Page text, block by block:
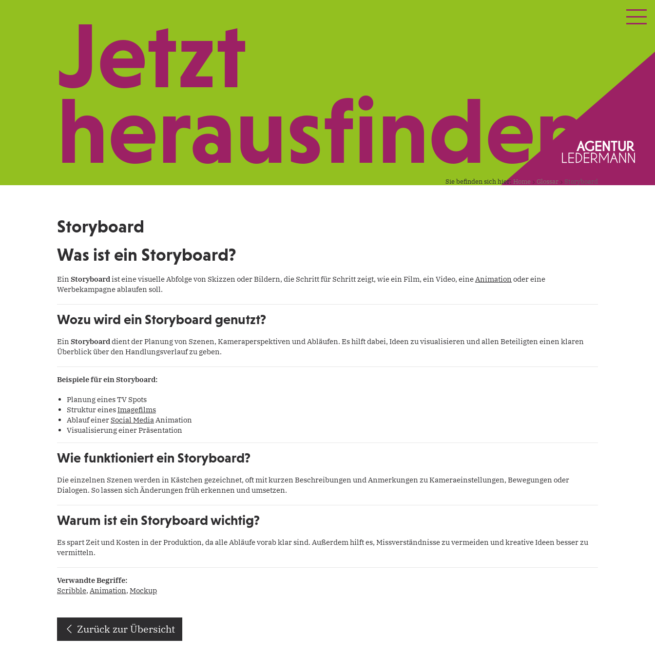
Jetzt
herausfinden.
Sie befinden sich hier: Home Glossar Storyboard
Storyboard
Was ist ein Storyboard?
Ein Storyboardist eine visuelle Abfolge von Skizzen oder Bildern, die Schritt für Schritt zeigt, wie ein Film, ein Video, eineAnimation oder eine
Werbekampagne ablaufen soll.
Wozu wird ein Storyboard genutzt?
Ein Storyboarddient der Planung von Szenen, Kameraperspektiven und Abläufen. Es hilft dabei, Ideen zu visualisieren und allen Beteiligten einen klaren
Überblick über den Handlungsverlauf zu geben.
Beispiele für ein Storyboard:
Planung eines TV Spots
Struktur einesImagefilms
Ablauf einer Social MediaAnimation
Visualisierung einer Präsentation
Wie funktioniert ein Storyboard?
Die einzelnen Szenen werden in Kästchen gezeichnet, oft mit kurzen Beschreibungen und Anmerkungen zu Kameraeinstellungen, Bewegungen oder
Dialogen. So lassen sich Änderungen früh erkennen und umsetzen.
Warum ist ein Storyboard wichtig?
Es spart Zeit und Kosten in der Produktion, da alle Abläufe vorab klar sind. Außerdem hilft es, Missverständnisse zu vermeiden und kreative Ideen besser zu
vermitteln.
Verwandte Begriffe:
Scribble, Animation, Mockup
Zurück zur Übersicht